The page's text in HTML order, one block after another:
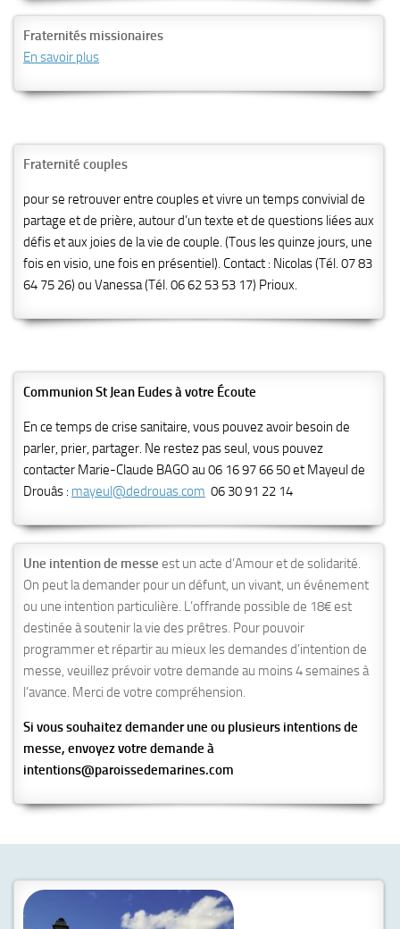
Fraternités missionaires
En savoir plus
Fraternité couples
pour se retrouver entre couples et vivre un temps convivial de
partage et de prière, autour d’un texte et de questions liées aux
défis et aux joies de la vie de couple. (Tous les quinze jours, une
fois en visio, une fois en présentiel). Contact : Nicolas (Tél. 07 83
64 75 26) ou Vanessa (Tél. 06 62 53 53 17) Prioux.
Communion St Jean Eudes à votre Écoute
En ce temps de crise sanitaire, vous pouvez avoir besoin de
parler, prier, partager. Ne restez pas seul, vous pouvez
contacter Marie-Claude BAGO au 06 16 97 66 50 et Mayeul de
Drouâs : mayeul@dedrouas.com 06 30 91 22 14
Une intention de messe est un acte d’Amour et de solidarité.
On peut la demander pour un défunt, un vivant, un événement
ou une intention particulière. L’offrande possible de 18€ est
destinée à soutenir la vie des prêtres. Pour pouvoir
programmer et répartir au mieux les demandes d’intention de
messe, veuillez prévoir votre demande au moins 4 semaines à
l’avance. Merci de votre compréhension.
Si vous souhaitez demander une ou plusieurs intentions de
messe, envoyez votre demande à
intentions@paroissedemarines.com